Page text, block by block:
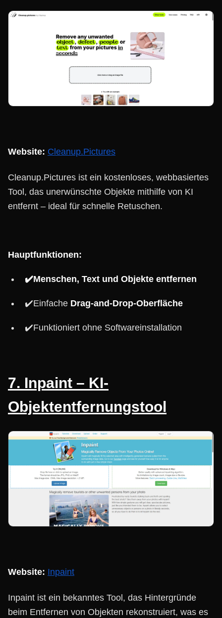
Website: Cleanup.Pictures
Cleanup.Pictures ist ein kostenloses, webbasiertes
Tool, das unerwünschte Objekte mithilfe von KI
entfernt – ideal für schnelle Retuschen.
Hauptfunktionen:
✔️Menschen, Text und Objekte entfernen
✔️Einfache Drag-and-Drop-Oberfläche
✔️Funktioniert ohne Softwareinstallation
7. Inpaint – KI-
Objektentfernungstool
Website: Inpaint
Inpaint ist ein bekanntes Tool, das Hintergründe
beim Entfernen von Objekten rekonstruiert, was es